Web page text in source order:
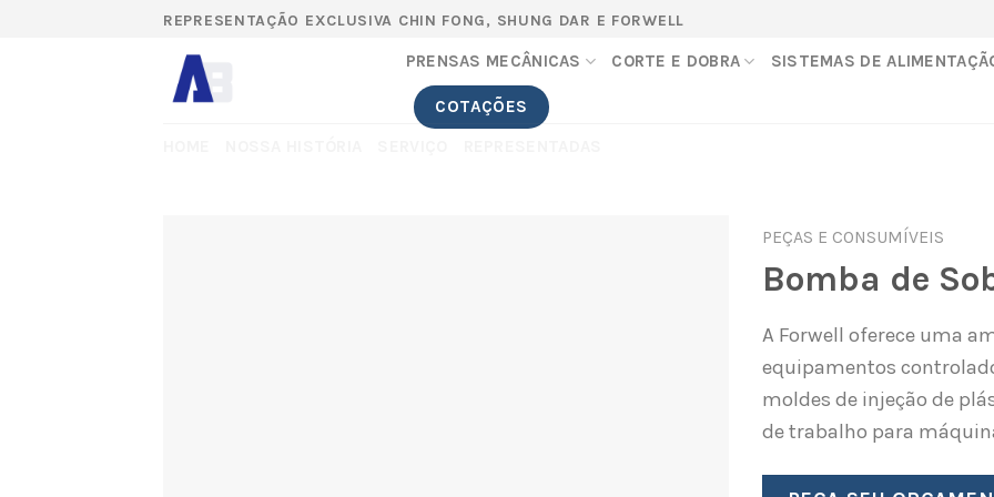
REPRESENTAÇÃO EXCLUSIVA CHIN FONG, SHUNG DAR E FORWELL
PRENSAS MECÂNICAS CORTE E DOBRA SISTEMAS DE
COTAÇÕES
PEÇAS E CONSUMÍVEIS
Bomba de
A Forwell oferece uma
equipamentos
moldes de injeção de
de trabalho para